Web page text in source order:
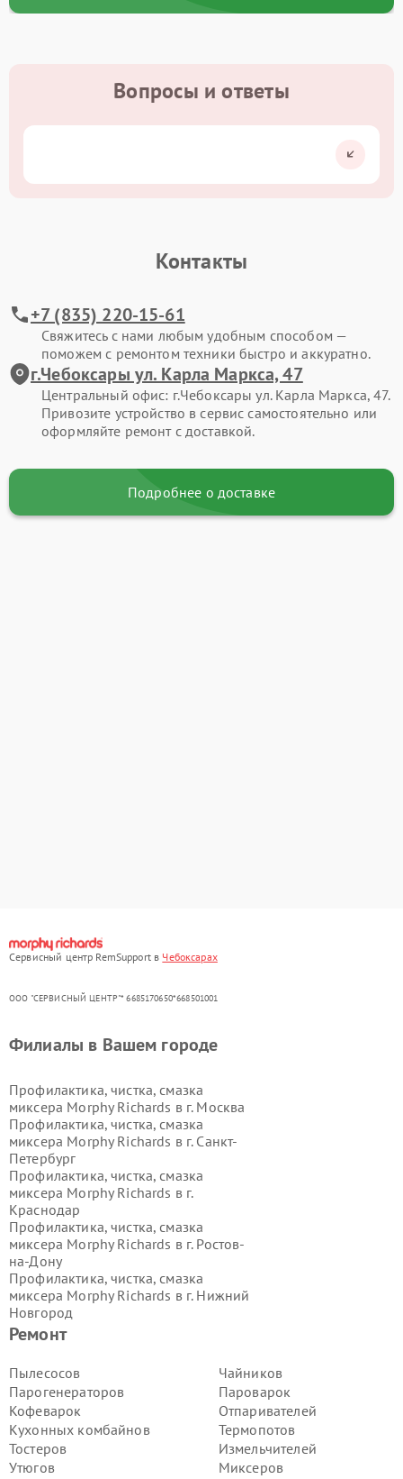
Вопросы и ответы
Контакты
+7 (835) 220-15-61
Свяжитесь с нами любым удобным способом —
поможем с ремонтом техники быстро и аккуратно.
г.Чебоксары ул. Карла Маркса, 47
Центральный офис: г.Чебоксары ул. Карла Маркса, 47.
Привозите устройство в сервис самостоятельно или
оформляйте ремонт с доставкой.
Подробнее о доставке
Сервисный центр RemSupport в Чебоксарах
ООО "СЕРВИСНЫЙ ЦЕНТР"* 6685170650*668501001
Ремонт
Пылесосов
Парогенераторов
Кофеварок
Кухонных комбайнов
Тостеров
Утюгов
Чайников
Пароварок
Отпаривателей
Термопотов
Измельчителей
Миксеров
Филиалы в Вашем городе
Профилактика, чистка, смазка
миксера Morphy Richards в г. Москва
Профилактика, чистка, смазка
миксера Morphy Richards в г. Санкт-
Петербург
Профилактика, чистка, смазка
миксера Morphy Richards в г.
Краснодар
Профилактика, чистка, смазка
миксера Morphy Richards в г. Ростов-
на-Дону
Профилактика, чистка, смазка
миксера Morphy Richards в г. Нижний
Новгород
Профилактика, чистка, смазка
миксера Morphy Richards в г.
Профилактика, чистка, смазка
миксера Morphy Richards в г.
Екатеринбург
Профилактика, чистка, смазка
миксера Morphy Richards в г.
Казань
Профилактика, чистка, смазка